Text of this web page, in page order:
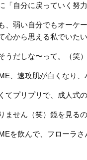
「自分に戻っていく努
、弱い自分でもオーケ
心から思える私でいたい
うだしな〜って。（笑）
、速攻肌が白くなり、
てプリプリで、成人式
ません（笑）鏡を見る
を飲んで、フローラ